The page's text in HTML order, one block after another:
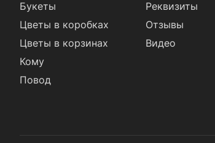
Букеты
Цветы в коробках
Цветы в корзинах
Кому
Повод
Реквизиты
Отзывы
Видео